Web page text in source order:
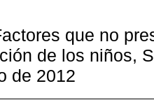
que no
de los niños,
de 2012